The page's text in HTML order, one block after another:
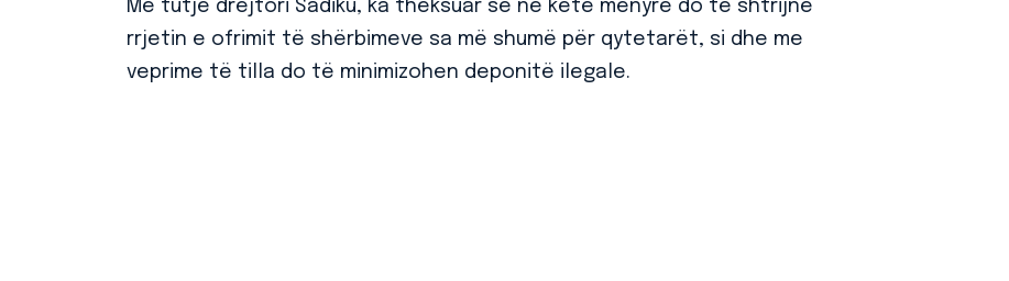
Më tutje drejtori Sadiku, ka theksuar se në këtë mënyrë do të shtrijnë
rrjetin e ofrimit të shërbimeve sa më shumë për qytetarët, si dhe me
veprime të tilla do të minimizohen deponitë ilegale.